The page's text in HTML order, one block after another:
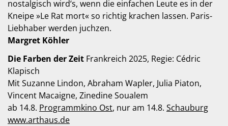
nostalgisch wird‘s, wenn die einfachen Leute es in der
Kneipe »Le Rat mort« so richtig krachen lassen. Paris-
Liebhaber werden juchzen.
Margret Köhler
Die Farben der Zeit Frankreich 2025, Regie: Cédric
Klapisch
Mit Suzanne Lindon, Abraham Wapler, Julia Piaton,
Vincent Macaigne, Zinedine Soualem
ab 14.8. Programmkino Ost, nur am 14.8. Schauburg
www.arthaus.de